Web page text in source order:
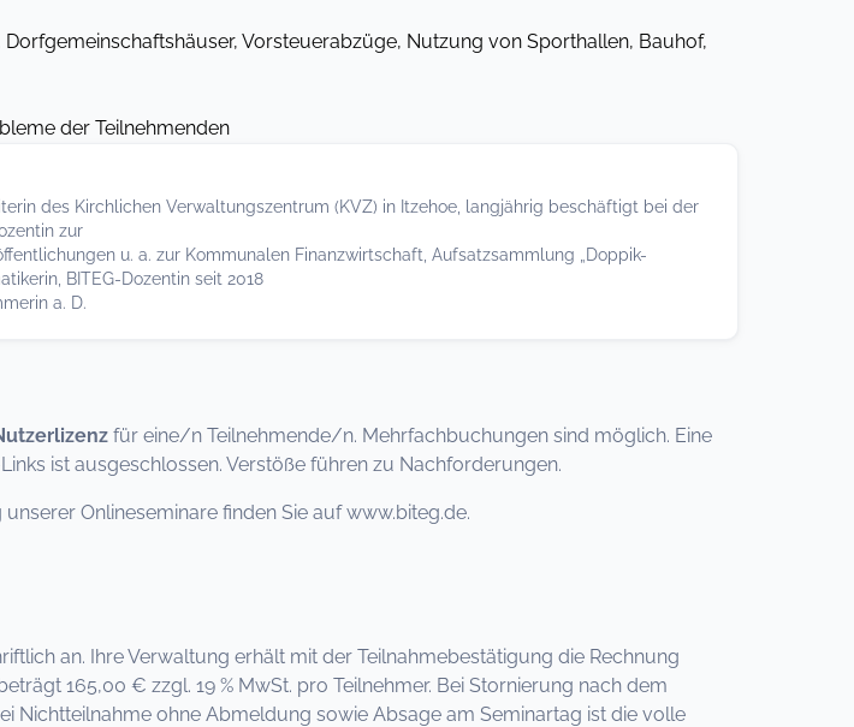
Vorsteuerabzüge, Nutzung von Sporthallen, Bauhof,
der Teilnehmenden
des Kirchlichen Verwaltungszentrum (KVZ) in Itzehoe, langjährig beschäftigt bei der
zur
u. a. zur Kommunalen Finanzwirtschaft, Aufsatzsammlung „Doppik-
BITEG-Dozentin seit 2018
a. D.
für eine/n Teilnehmende/n. Mehrfachbuchungen sind möglich. Eine
ist ausgeschlossen. Verstöße führen zu Nachforderungen.
Onlineseminare finden Sie auf www.biteg.de.
an. Ihre Verwaltung erhält mit der Teilnahmebestätigung die Rechnung
165,00 € zzgl. 19 % MwSt. pro Teilnehmer. Bei Stornierung nach dem
Nichtteilnahme ohne Abmeldung sowie Absage am Seminartag ist die volle